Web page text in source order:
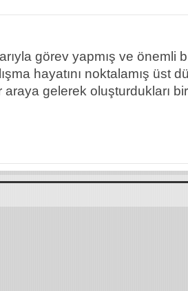
görev yapmış ve önemli
hayatını noktalamış üst
araya gelerek oluşturdukları